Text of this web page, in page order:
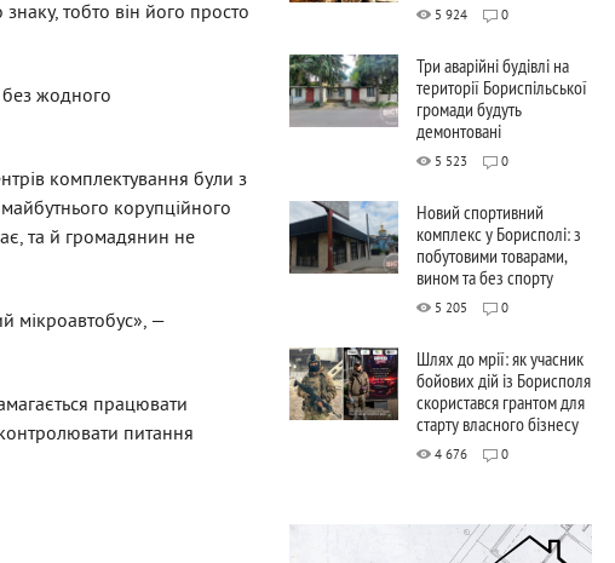
тобто він його просто
без жодного
комплектування були з
корупційного
та й громадянин не
мікроавтобус», —
працювати
питання
5 924 0
Три аварійні будівлі на
території Бориспільської
громади будуть
демонтовані
5 523 0
Новий спортивний
комплекс у Борисполі: з
побутовими товарами,
вином та без спорту
5 205 0
Шлях до мрії: як учасник
бойових дій із Борисполя
скористався грантом для
старту власного бізнесу
4 676 0